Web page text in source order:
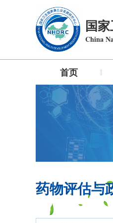
国
China
首页
药物评估与